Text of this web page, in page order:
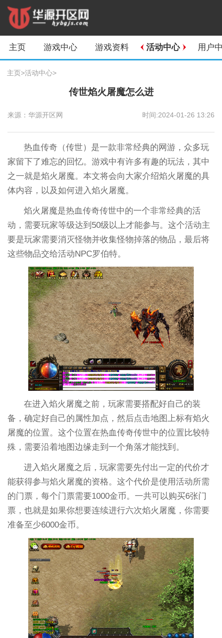
主页 游戏中心 游戏资料 活动中心 用户
主页>活动中心>
传世焰火屠魔怎么进
来源：华源开区网 时间:2024-01-26 13:26
热血传奇（传世）是一款非常经典的网游，众多玩
家留下了难忘的回忆。游戏中有许多有趣的玩法，其中
之一就是焰火屠魔。本文将会向大家介绍焰火屠魔的具
体内容，以及如何进入焰火屠魔。
焰火屠魔是热血传奇传世中的一个非常经典的活
动，需要玩家等级达到50级以上才能参与。这个活动主
要是玩家需要消灭怪物并收集怪物掉落的物品，最后将
这些物品交给活动NPC罗伯特。
在进入焰火屠魔之前，玩家需要搭配好自己的装
备，确定好自己的属性加点，然后点击地图上标有焰火
屠魔的位置。这个位置在热血传奇传世中的位置比较特
殊，需要沿着地图边缘走到一个角落才能找到。
进入焰火屠魔之后，玩家需要先付出一定的代价才
能获得参与焰火屠魔的资格。这个代价是使用活动所需
的门票，每个门票需要1000金币。一共可以购买6张门
票，也就是如果你想要连续进行六次焰火屠魔，你需要
准备至少6000金币。